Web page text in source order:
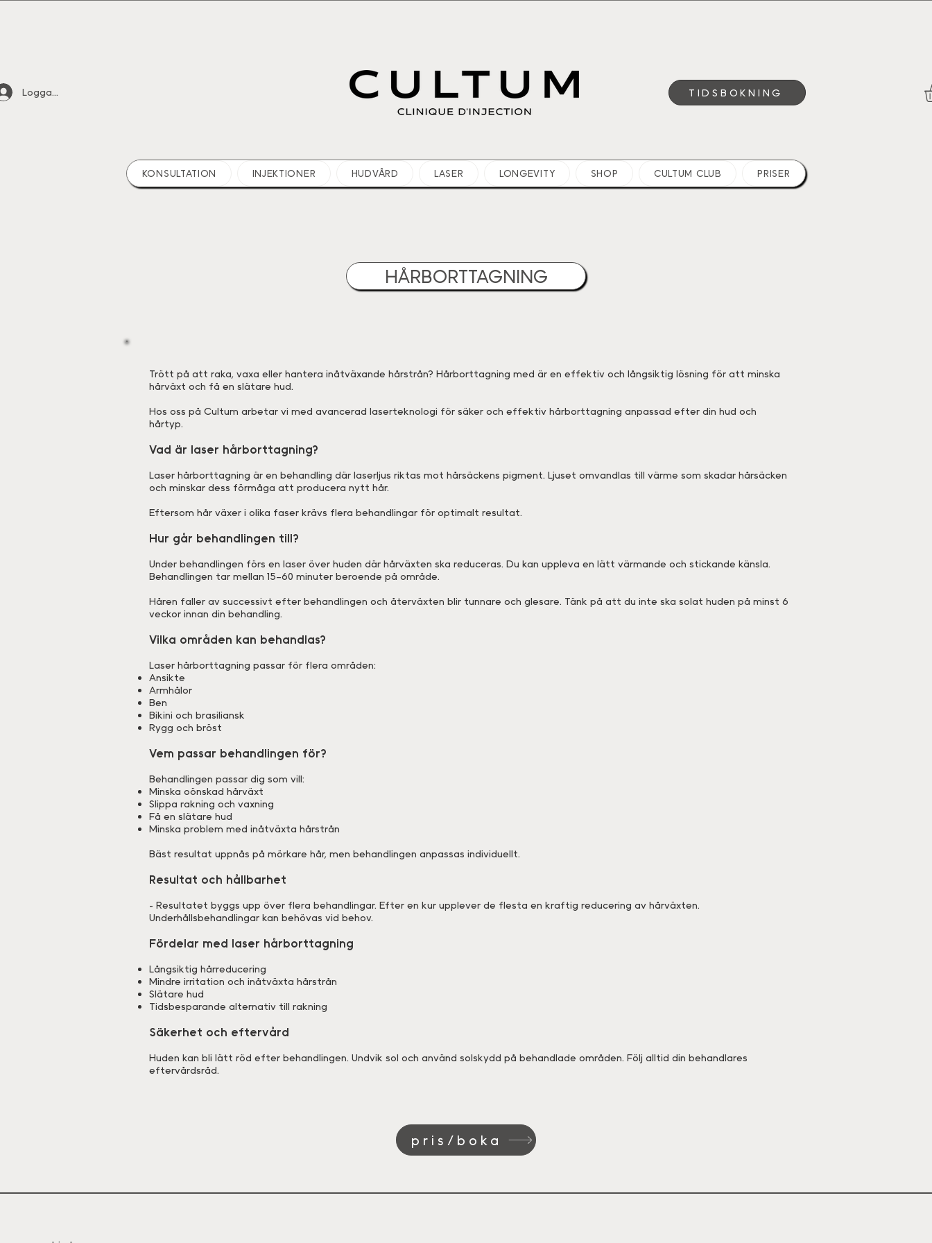
Logga in TIDSBOKNING
KONSULTATION INJEKTIONER HUDVÅRD LASER LONGEVITY SHOP CULTUM CLUB PRISER
HÅRBORTTAGNING
Trött på att raka, vaxa eller hantera inåtväxande hårstrån? Hårborttagning med är en effektiv och långsiktig lösning för att minska
hårväxt och få en slätare hud.
Hos oss på Cultum arbetar vi med avancerad laserteknologi för säker och effektiv hårborttagning anpassad efter din hud och
hårtyp.
Vad är laser hårborttagning?
Laser hårborttagning är en behandling där laserljus riktas mot hårsäckens pigment. Ljuset omvandlas till värme som skadar hårsäcken
och minskar dess förmåga att producera nytt hår.
Eftersom hår växer i olika faser krävs flera behandlingar för optimalt resultat.
Hur går behandlingen till?
Under behandlingen förs en laser över huden där hårväxten ska reduceras. Du kan uppleva en lätt värmande och stickande känsla.
Behandlingen tar mellan 15–60 minuter beroende på område.
Håren faller av successivt efter behandlingen och återväxten blir tunnare och glesare. Tänk på att du inte ska solat huden på minst 6
veckor innan din behandling.
Vilka områden kan behandlas?
Laser hårborttagning passar för flera områden:
Ansikte
Armhålor
Ben
Bikini och brasiliansk
Rygg och bröst
Vem passar behandlingen för?
Behandlingen passar dig som vill:
Minska oönskad hårväxt
Slippa rakning och vaxning
Få en slätare hud
Minska problem med inåtväxta hårstrån
Bäst resultat uppnås på mörkare hår, men behandlingen anpassas individuellt.
Resultat och hållbarhet
- Resultatet byggs upp över flera behandlingar. Efter en kur upplever de flesta en kraftig reducering av hårväxten.
Underhållsbehandlingar kan behövas vid behov.
Fördelar med laser hårborttagning
Långsiktig hårreducering
Mindre irritation och inåtväxta hårstrån
Slätare hud
Tidsbesparande alternativ till rakning
Säkerhet och eftervård
Huden kan bli lätt röd efter behandlingen. Undvik sol och använd solskydd på behandlade områden. Följ alltid din behandlares
eftervårdsråd.
pris/boka